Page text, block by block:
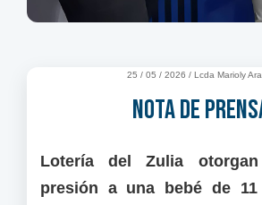
25 / 05 / 2026 / Lcda Marioly
NOTA DE
Lotería del Zulia
presión a una bebé de 11